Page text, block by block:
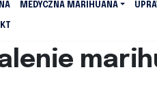
MEDYCZNA MARIHUANA